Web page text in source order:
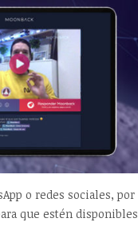
o redes sociales, por
que estén disponibles